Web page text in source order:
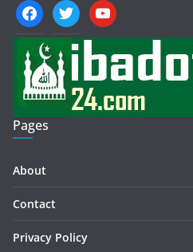
facebooktwitter youtube
Pages
About
Contact
Privacy Policy